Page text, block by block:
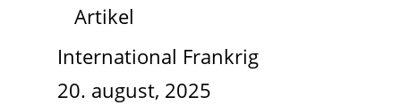
Artikel
International Frankrig
20. august, 2025